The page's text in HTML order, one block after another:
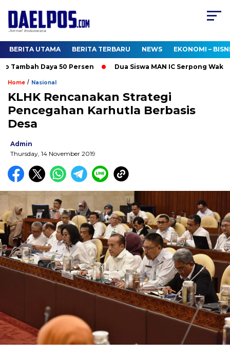
BERITA UTAMA BERITA TERBARU NEWS EKONOMI –
Daya 50 Persen Dua Siswa MAN IC Serpong Wakili
Home / Nasional
KLHK Rencanakan Strategi
Pencegahan Karhutla Berbasis
Desa
Admin
Thursday, 14 November 2019